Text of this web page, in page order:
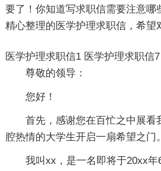
要了！你知道写求职信需要注意哪
精心整理的医学护理求职信，希望
医学护理求职信1
尊敬的领导：
您好！
首先，感谢您在百忙之中展看
腔热情的大学生开启一扇希望之门。
我叫xx，是一名即将于20xx
医学护理求职信7